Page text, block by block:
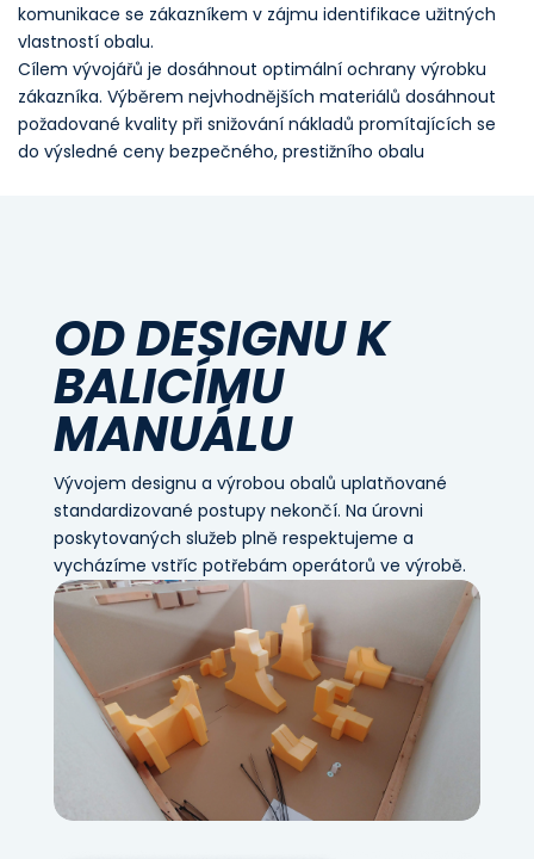
komunikace se zákazníkem v zájmu identifikace užitných
vlastností obalu.
Cílem vývojářů je dosáhnout optimální ochrany výrobku
zákazníka. Výběrem nejvhodnějších materiálů dosáhnout
požadované kvality při snižování nákladů promítajících se
do výsledné ceny bezpečného, prestižního obalu
OD DESIGNU K
BALICÍMU
MANUÁLU
Vývojem designu a výrobou obalů uplatňované
standardizované postupy nekončí. Na úrovni
poskytovaných služeb plně respektujeme a
vycházíme vstříc potřebám operátorů ve výrobě.